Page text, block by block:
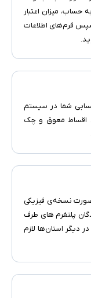
میزان اعتبار
سپس فرم‌های اطلاعات
شما در سیستم
اقساط معوق و چک
نسخه‌ی فیزیکی
پلتفرم های طرف
دیگر استان‌ها لازم